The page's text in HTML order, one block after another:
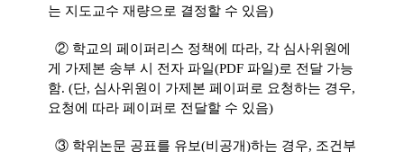
는 지도교수 재량으로 결정할 수 있음)
② 학교의 페이퍼리스 정책에 따라, 각 심사위원에
게 가제본 송부 시 전자 파일(PDF 파일)로 전달 가능
함. (단, 심사위원이 가제본 페이퍼로 요청하는 경우,
요청에 따라 페이퍼로 전달할 수 있음)
③ 학위논문 공표를 유보(비공개)하는 경우, 조건부